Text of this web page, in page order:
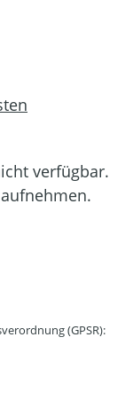
verfügbar.
(GPSR):